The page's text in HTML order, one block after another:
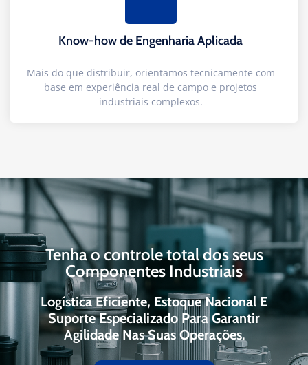
Know-how de Engenharia Aplicada
Mais do que distribuir, orientamos tecnicamente com
base em experiência real de campo e projetos
industriais complexos.
Tenha o controle total dos seus
Componentes Industriais
Logística Eficiente, Estoque Nacional E
Suporte Especializado Para Garantir
Agilidade Nas Suas Operações.